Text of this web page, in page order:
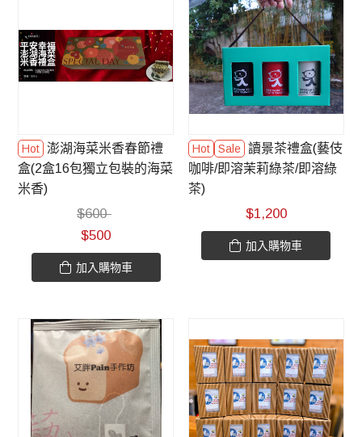
澎湖海菜米香春節禮
盒(2盒16包獨立包裝的海菜
米香)
$600
$500
加入購物車
讀景茶禮盒(藝伎
咖啡/即溶茉莉綠茶/即溶綠
茶)
$1,200
加入購物車